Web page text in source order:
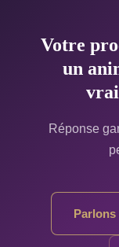
Votre
un
Réponse
Parlons